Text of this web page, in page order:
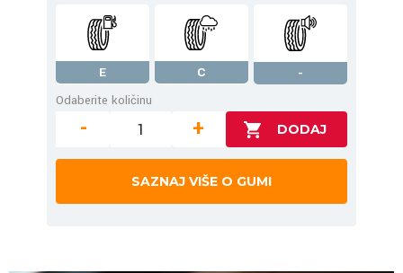
E C
-
Odaberite količinu
- +
SAZNAJ VIŠE O GUMI